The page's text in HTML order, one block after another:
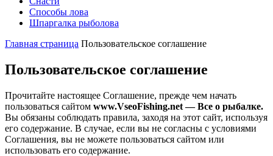
Способы лова
Шпаргалка рыболова
Главная страница Пользовательское соглашение
Пользовательское соглашение
Прочитайте настоящее Соглашение, прежде чем начать
пользоваться сайтом www.VseoFishing.net — Все о рыбалке.
Вы обязаны соблюдать правила, заходя на этот сайт, используя
его содержание. В случае, если вы не согласны с условиями
Соглашения, вы не можете пользоваться сайтом или
использовать его содержание.